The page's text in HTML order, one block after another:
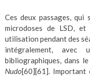
Ces deux passages, qui
microdoses de LSD,
utilisation pendant des
intégralement, avec
bibliographiques, dans
Nudo[60][61]. Important